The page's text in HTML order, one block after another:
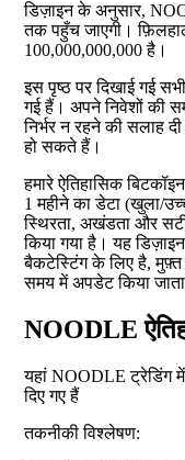
डिज़ाइन के अनुसार,
तक पहुँच जाएगी।
100,000,000,000 है।
इस पृष्ठ पर दिखाई गई
गई हैं। अपने निवेशों की
निर्भर न रहने की सलाह
हो सकते हैं।
हमारे ऐतिहासिक
1 महीने का डेटा (खुला/
स्थिरता, अखंडता और
किया गया है। यह
बैकटेस्टिंग के लिए है,
समय में अपडेट किया
NOODLE
यहां NOODLE ट्रेडिंग
दिए गए हैं
तकनीकी विश्लेषण: